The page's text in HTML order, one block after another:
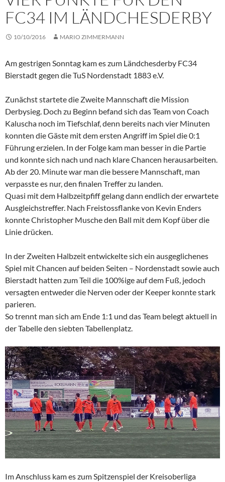
FC34 IM LÄNDCHESDERBY
10/10/2016 MARIO ZIMMERMANN
Am gestrigen Sonntag kam es zum Ländchesderby FC34
Bierstadt gegen die TuS Nordenstadt 1883 e.V.
Zunächst startete die Zweite Mannschaft die Mission
Derbysieg. Doch zu Beginn befand sich das Team von Coach
Kaluscha noch im Tiefschlaf, denn bereits nach vier Minuten
konnten die Gäste mit dem ersten Angriff im Spiel die 0:1
Führung erzielen. In der Folge kam man besser in die Partie
und konnte sich nach und nach klare Chancen herausarbeiten.
Ab der 20. Minute war man die bessere Mannschaft, man
verpasste es nur, den finalen Treffer zu landen.
Quasi mit dem Halbzeitpfiff gelang dann endlich der erwartete
Ausgleichstreffer. Nach Freistossflanke von Kevin Enders
konnte Christopher Musche den Ball mit dem Kopf über die
Linie drücken.
In der Zweiten Halbzeit entwickelte sich ein ausgeglichenes
Spiel mit Chancen auf beiden Seiten – Nordenstadt sowie auch
Bierstadt hatten zum Teil die 100%ige auf dem Fuß, jedoch
versagten entweder die Nerven oder der Keeper konnte stark
parieren.
So trennt man sich am Ende 1:1 und das Team belegt aktuell in
der Tabelle den siebten Tabellenplatz.
Im Anschluss kam es zum Spitzenspiel der Kreisoberliga